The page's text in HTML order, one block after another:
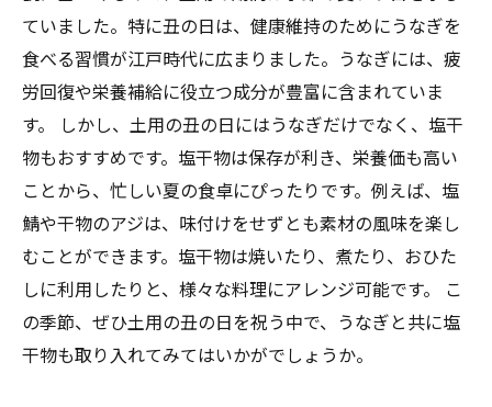
ていました。特に丑の日は、健康維持のためにうなぎを
食べる習慣が江戸時代に広まりました。うなぎには、疲
労回復や栄養補給に役立つ成分が豊富に含まれていま
す。 しかし、土用の丑の日にはうなぎだけでなく、塩干
物もおすすめです。塩干物は保存が利き、栄養価も高い
ことから、忙しい夏の食卓にぴったりです。例えば、塩
鯖や干物のアジは、味付けをせずとも素材の風味を楽し
むことができます。塩干物は焼いたり、煮たり、おひた
しに利用したりと、様々な料理にアレンジ可能です。 こ
の季節、ぜひ土用の丑の日を祝う中で、うなぎと共に塩
干物も取り入れてみてはいかがでしょうか。